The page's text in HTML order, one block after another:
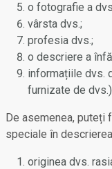
o fotografie a
vârsta dvs.;
profesia dvs.;
o descriere a
informațiile dvs.
furnizate de dvs.)
De asemenea, puteți
speciale în
originea dvs.